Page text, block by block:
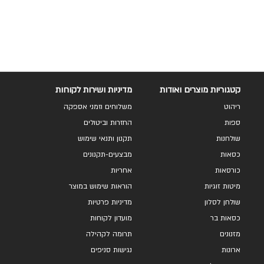
קטגוריות מוצרים ואודות
ריהוט
ספות
שולחנות
כסאות
כורסאות
מיטות זוגיות
שולחן לסלון
כסאות בר
מזנונים
ארונות
מדיניות ושירות לקוחות
משלוחים וזמני אספקה
החזרות וביטולים
תקנון ותנאי שימוש
מבצעים-תקנונים
אחריות
הוראות שימוש במוצר
מדיניות פרטיות
מועדון לקוחות
תרומה לקהילה
נגישות סניפים